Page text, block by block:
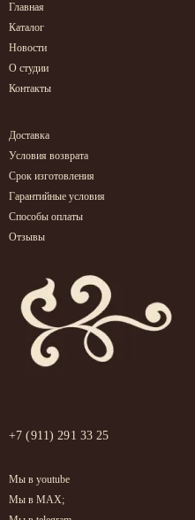
Главная
Каталог
Новости
О студии
Контакты
Доставка
Условия возврата
Срок изготовления
Гарантийные условия
Способы оплаты
Отзывы
+7 (911) 291 33 25
Мы в youtube
Мы в MAX;